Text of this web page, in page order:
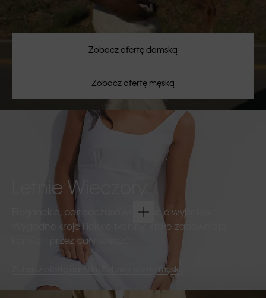
Zobacz ofertę damską
Zobacz ofertę męską
Letnie Wieczory
Eleganckie, ponadczasowe kreacje wyjściowe.
Wygodne kroje i lekkie tkaniny, które zapewniają
komfort przez cały wieczór.
Zobacz ofertę damską Zobacz ofertę męską